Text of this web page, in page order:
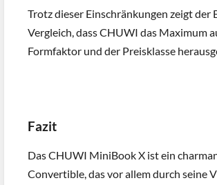
Trotz dieser Einschränkungen zeigt der
Vergleich, dass CHUWI das Maximum
Formfaktor und der Preisklasse
Fazit
Das CHUWI MiniBook X ist ein
Convertible, das vor allem durch seine